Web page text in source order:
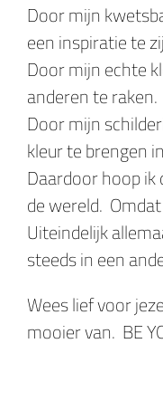
Door mijn
een inspiratie te
Door mijn echte
anderen te raken.
Door mijn
kleur te brengen
Daardoor hoop ik
de wereld.
Uiteindelijk
steeds in een
Wees lief voor
mooier van. BE